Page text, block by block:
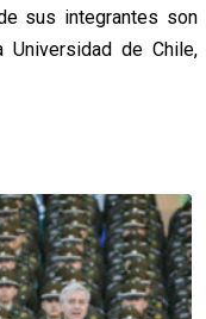
sus integrantes son
de Chile,